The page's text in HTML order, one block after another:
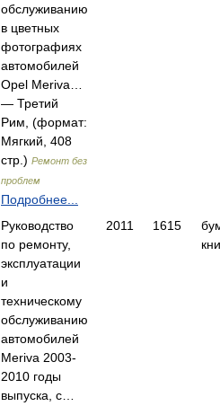
обслуживанию
в цветных
фотографиях
автомобилей
Opel Meriva…
— Третий
Рим, (формат:
Мягкий, 408
стр.) Ремонт без
проблем
Подробнее...
Руководство
по ремонту,
эксплуатации
и
техническому
обслуживанию
автомобилей
Meriva 2003-
2010 годы
выпуска, с…
2011 1615